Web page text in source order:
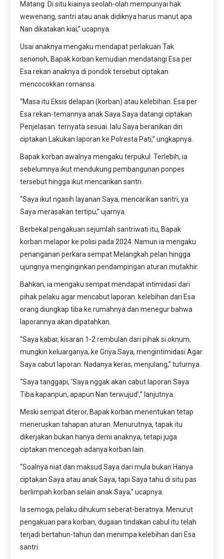
Matang. Di situ kiainya seolah-olah mempunyai hak
wewenang, santri atau anak didiknya harus manut apa
Nan dikatakan kiai,” ucapnya.
Usai anaknya mengaku mendapat perlakuan Tak
senonoh, Bapak korban kemudian mendatangi Esa per
Esa rekan anaknya di pondok tersebut ciptakan
mencocokkan romansa.
“Masa itu Eksis delapan (korban) atau kelebihan. Esa per
Esa rekan-temannya anak Saya Saya datangi ciptakan
Penjelasan. ternyata sesuai. lalu Saya beranikan diri
ciptakan Lakukan laporan ke Polresta Pati,” ungkapnya.
Bapak korban awalnya mengaku terpukul. Terlebih, ia
sebelumnya ikut mendukung pembangunan ponpes
tersebut hingga ikut mencarikan santri.
“Saya ikut ngasih layanan Saya, mencarikan santri, ya
Saya merasakan tertipu,” ujarnya.
Berbekal pengakuan sejumlah santriwati itu, Bapak
korban melapor ke polisi pada 2024. Namun ia mengaku
penanganan perkara sempat Melangkah pelan hingga
ujungnya menginginkan pendampingan aturan mutakhir.
Bahkan, ia mengaku sempat mendapat intimidasi dari
pihak pelaku agar mencabut laporan. kelebihan dari Esa
orang diungkap tiba ke rumahnya dan menegur bahwa
laporannya akan dipatahkan.
“Saya kabar, kisaran 1-2 rembulan dari pihak si oknum,
mungkin keluarganya, ke Griya Saya, mengintimidasi Agar
Saya cabut laporan. Nadanya keras, menjulang,” tuturnya.
“Saya tanggapi, ‘Saya nggak akan cabut laporan Saya
Tiba kapanpun, apapun Nan terwujud’,” lanjutnya.
Meski sempat diteror, Bapak korban menentukan tetap
meneruskan tahapan aturan. Menurutnya, tapak itu
dikerjakan bukan hanya demi anaknya, tetapi juga
ciptakan mencegah adanya korban lain.
“Soalnya niat dan maksud Saya dari mula bukan Hanya
ciptakan Saya atau anak Saya, tapi Saya tahu di situ pas
berlimpah korban selain anak Saya,” ucapnya.
Ia semoga, pelaku dihukum seberat-beratnya. Menurut
pengakuan para korban, dugaan tindakan cabul itu telah
terjadi bertahun-tahun dan menimpa kelebihan dari Esa
santri.